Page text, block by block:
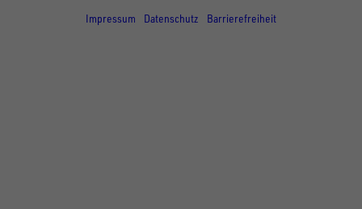
Impressum
Datenschutz Barrierefreiheit